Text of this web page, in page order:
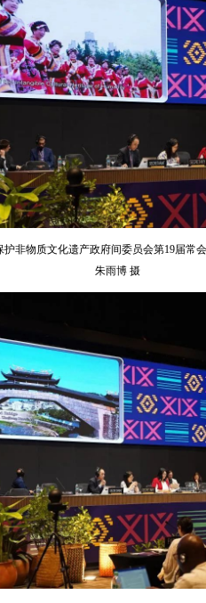
非物质文化遗产政府间委员会第19届常
朱雨博 摄